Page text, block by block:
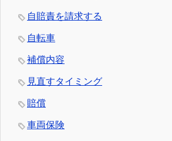
自賠責を請求する
自転車
補償内容
見直すタイミング
賠償
車両保険